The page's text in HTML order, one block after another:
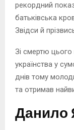
рекордний
батьківська
Звідси й
Зі смертю
українства у
днів тому
та отримав
Данило